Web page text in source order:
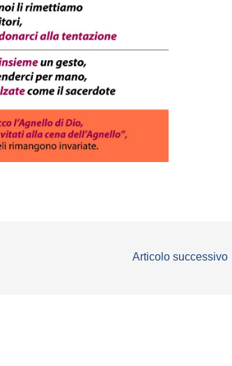
Articolo successivo